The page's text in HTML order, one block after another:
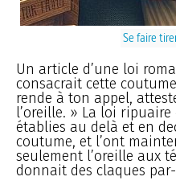
Se faire
Un article d’une loi
consacrait cette
rende à ton appel,
l’oreille. » La loi
établies au delà et en
coutume, et l’ont
seulement l’oreille aux
donnait des claques